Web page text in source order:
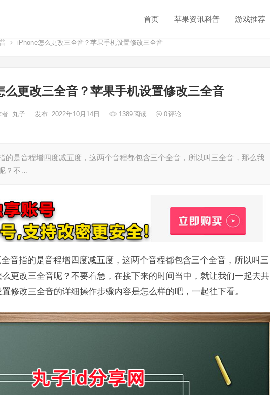
首页 苹果资讯科普 游戏推荐
iPhone怎么更改三全音？苹果手机设置修改三全音
更改三全音？苹果手机设置修改三全音
者: 丸子 发布: 2022年10月14日 1389阅读 0评论
的是音程增四度减五度，这两个音程都包含三个全音，所以叫三全音，那么我
？不…
音指的是音程增四度减五度，这两个音程都包含三个全音，所以叫三
更改三全音呢？不要着急，在接下来的时间当中，就让我们一起去共
修改三全音的详细操作步骤内容是怎么样的吧，一起往下看。